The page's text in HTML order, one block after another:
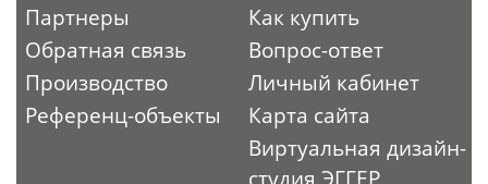
Партнеры
Обратная связь
Производство
Референц-объекты
Как купить
Вопрос-ответ
Личный кабинет
Карта сайта
Виртуальная дизайн-
студия ЭГГЕР